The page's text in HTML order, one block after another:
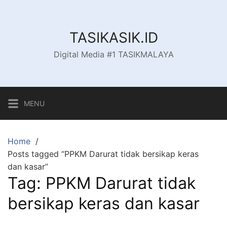
TASIKASIK.ID
Digital Media #1 TASIKMALAYA
MENU
Home
Posts tagged “PPKM Darurat tidak bersikap keras
dan kasar”
Tag: PPKM Darurat tidak
bersikap keras dan kasar